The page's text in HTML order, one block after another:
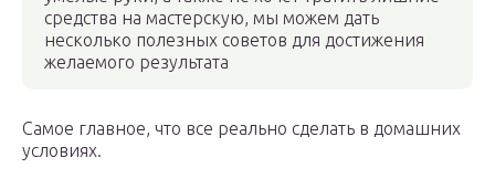
средства на мастерскую, мы можем дать
несколько полезных советов для достижения
желаемого результата
Самое главное, что все реально сделать в домашних
условиях.